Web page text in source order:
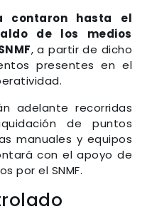
contaron hasta el
de los medios
, a partir de dicho
presentes en el
adelante recorridas
de puntos
manuales y equipos
con el apoyo de
por el SNMF.